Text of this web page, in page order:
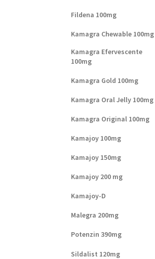
Fildena 100mg
Kamagra Chewable 100mg
Kamagra Efervescente
100mg
Kamagra Gold 100mg
Kamagra Oral Jelly 100mg
Kamagra Original 100mg
Kamajoy 100mg
Kamajoy 150mg
Kamajoy 200 mg
Kamajoy-D
Malegra 200mg
Potenzin 390mg
Sildalist 120mg